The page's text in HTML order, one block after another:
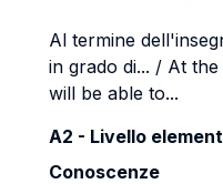
Al termine
in grado di... / At
will be able to...
A2 - Livello
Conoscenze